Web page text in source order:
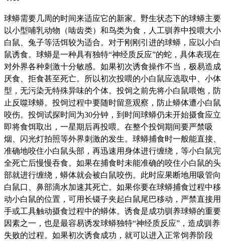
球蟒需要几周的时间来适应它的新家。野生状态下的球蟒主要
以小型哺乳动物（啮齿类）和鸟类为食，人工驯养中投喂大小
白鼠、兔子等活饵较为适合。对于刚刚引进的球蟒，应以小白
鼠诱食。球蟒是一种具有独特“神经质反应”的蛇，具体表现在
对外界各种刺激十分敏感。如果初次诱食操作不当，极易造成
厌食、拒食甚至死亡。所以初次投喂的小白鼠应选取中、小体
型，无污染无特殊异味的个体。投饲之前先将小白鼠喂饱，防
止反噬球蟒。投饲过程中要随时留意观察，防止蟒体遭小白鼠
咬伤。投饲试探时间为30分钟，到时间球蟒仍未开始摄食应立
即将食饵取出，一星期后再投喂。在整个投饲期间要严禁吸
烟、闪光灯拍照等外界刺激的发生。球蟒捕食时一般能直接、
准确地咬住小白鼠头部，再迅速用身体进行缠绕，等小白鼠完
全死亡后慢慢吞食。如果在捕食时未能准确的咬住小白鼠的头
部就进行缠绕，蟒体就会被白鼠咬伤。此时应果断地用吸管向
白鼠口、鼻部滴水加速其死亡。如果你要在球蟒捕食过程中移
动小白鼠的位置，可用长镊子夹起白鼠尾巴移动，严禁直接用
手或工具触动摄食过程中的蟒体。诱食是成功驯养球蟒的重要
因素之一，也是最容易诱发球蟒独特“神经质反应”，造成驯养
失败的过程。如果初次诱食成功，就可以进入正常饲养阶段